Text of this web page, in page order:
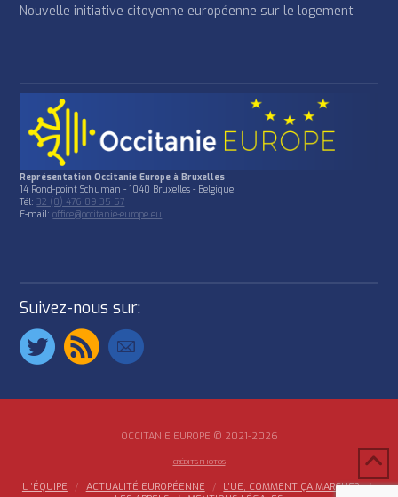
Nouvelle initiative citoyenne européenne sur le logement
Représentation Occitanie Europe à Bruxelles
14 Rond-point Schuman - 1040 Bruxelles - Belgique
Tél:32 (0) 476 89 35 57
E-mail:office@occitanie-europe.eu
Suivez-nous sur:
OCCITANIE EUROPE © 2021-2026
CRÉDITS PHOTOS
L ‘ÉQUIPE ACTUALITÉ EUROPÉENNE
L’UE, COMMENT ÇA MARCHE?